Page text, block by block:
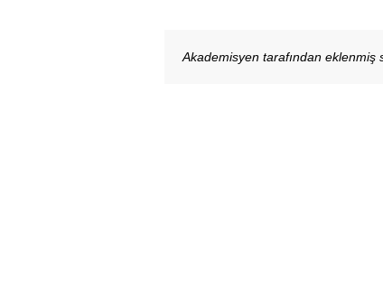
Akademisyen tarafından eklenmiş